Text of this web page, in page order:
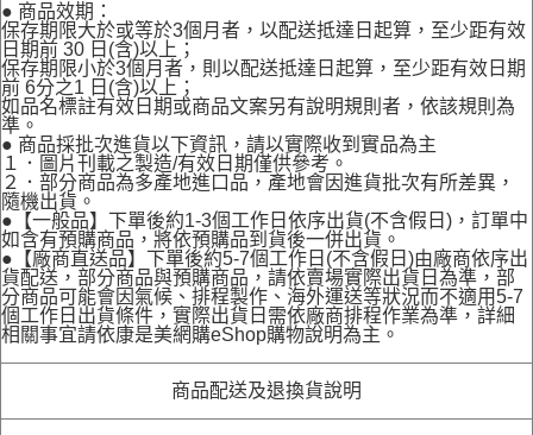
● 商品效期：
保存期限大於或等於3個月者，以配送抵達日起算，至少距有效
日期前 30 日(含)以上；
保存期限小於3個月者，則以配送抵達日起算，至少距有效日期
前 6分之1 日(含)以上；
如品名標註有效日期或商品文案另有說明規則者，依該規則為
準。
● 商品採批次進貨以下資訊，請以實際收到實品為主
１．圖片刊載之製造/有效日期僅供參考。
２．部分商品為多產地進口品，產地會因進貨批次有所差異，
隨機出貨。
●【一般品】下單後約1-3個工作日依序出貨(不含假日)，訂單中
如含有預購商品，將依預購品到貨後一併出貨。
●【廠商直送品】下單後約5-7個工作日(不含假日)由廠商依序出
貨配送，部分商品與預購商品，請依賣場實際出貨日為準，部
分商品可能會因氣候、排程製作、海外運送等狀況而不適用5-7
個工作日出貨條件，實際出貨日需依廠商排程作業為準，詳細
相關事宜請依康是美網購eShop購物說明為主。
商品配送及退換貨說明